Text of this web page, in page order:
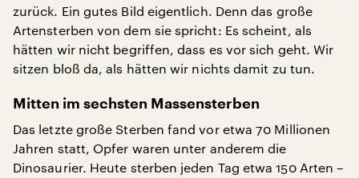
zurück. Ein gutes Bild eigentlich. Denn das große
Artensterben von dem sie spricht: Es scheint, als
hätten wir nicht begriffen, dass es vor sich geht. Wir
sitzen bloß da, als hätten wir nichts damit zu tun.
Mitten im sechsten Massensterben
Das letzte große Sterben fand vor etwa 70 Millionen
Jahren statt, Opfer waren unter anderem die
Dinosaurier. Heute sterben jeden Tag etwa 150 Arten –